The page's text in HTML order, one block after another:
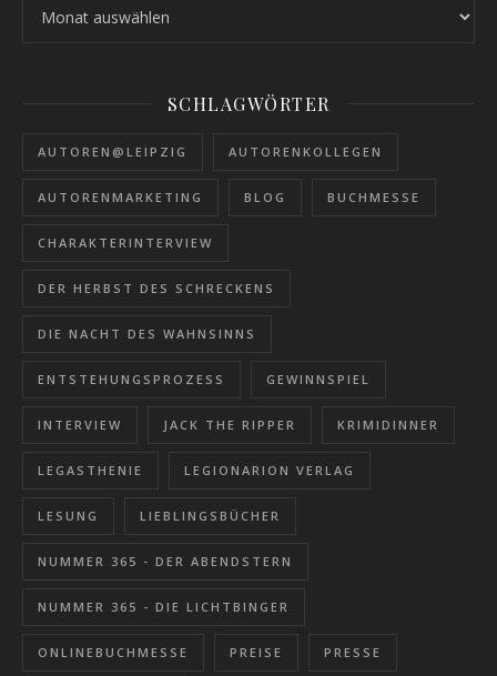
SCHLAGWÖRTER
AUTOREN@LEIPZIG AUTORENKOLLEGEN
AUTORENMARKETING BLOG BUCHMESSE
CHARAKTERINTERVIEW
DER HERBST DES SCHRECKENS
DIE NACHT DES WAHNSINNS
ENTSTEHUNGSPROZESS GEWINNSPIEL
INTERVIEW JACK THE RIPPER KRIMIDINNER
LEGASTHENIE LEGIONARION VERLAG
LESUNG LIEBLINGSBÜCHER
NUMMER 365 - DER ABENDSTERN
NUMMER 365 - DIE LICHTBINGER
ONLINEBUCHMESSE PREISE PRESSE